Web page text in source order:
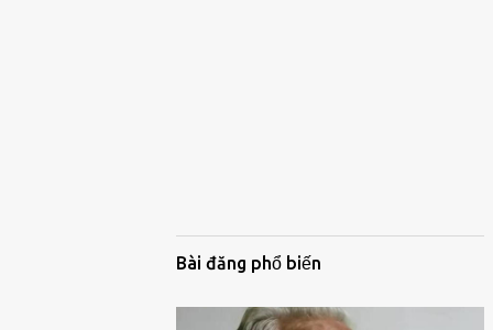
Bài đăng phổ biến